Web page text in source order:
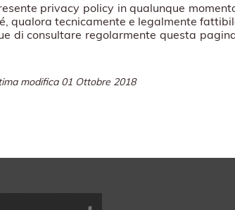
privacy policy in qualunque
qualora tecnicamente e legalmente
di consultare regolarmente questa
modifica 01 Ottobre 2018